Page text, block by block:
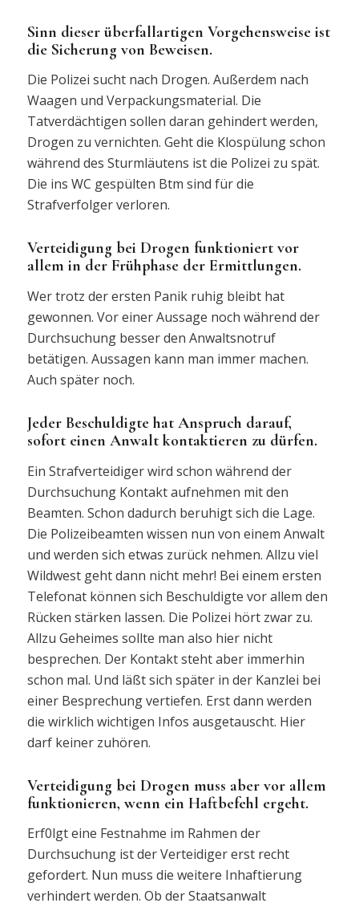
Sinn dieser überfallartigen Vorgehensweise ist
die Sicherung von Beweisen.
Die Polizei sucht nach Drogen. Außerdem nach
Waagen und Verpackungsmaterial. Die
Tatverdächtigen sollen daran gehindert werden,
Drogen zu vernichten. Geht die Klospülung schon
während des Sturmläutens ist die Polizei zu spät.
Die ins WC gespülten Btm sind für die
Strafverfolger verloren.
Verteidigung bei Drogen funktioniert vor
allem in der Frühphase der Ermittlungen.
Wer trotz der ersten Panik ruhig bleibt hat
gewonnen. Vor einer Aussage noch während der
Durchsuchung besser den Anwaltsnotruf
betätigen. Aussagen kann man immer machen.
Auch später noch.
Jeder Beschuldigte hat Anspruch darauf,
sofort einen Anwalt kontaktieren zu dürfen.
Ein Strafverteidiger wird schon während der
Durchsuchung Kontakt aufnehmen mit den
Beamten. Schon dadurch beruhigt sich die Lage.
Die Polizeibeamten wissen nun von einem Anwalt
und werden sich etwas zurück nehmen. Allzu viel
Wildwest geht dann nicht mehr! Bei einem ersten
Telefonat können sich Beschuldigte vor allem den
Rücken stärken lassen. Die Polizei hört zwar zu.
Allzu Geheimes sollte man also hier nicht
besprechen. Der Kontakt steht aber immerhin
schon mal. Und läßt sich später in der Kanzlei bei
einer Besprechung vertiefen. Erst dann werden
die wirklich wichtigen Infos ausgetauscht. Hier
darf keiner zuhören.
Verteidigung bei Drogen muss aber vor allem
funktionieren, wenn ein Haftbefehl ergeht.
Erf0lgt eine Festnahme im Rahmen der
Durchsuchung ist der Verteidiger erst recht
gefordert. Nun muss die weitere Inhaftierung
verhindert werden. Ob der Staatsanwalt